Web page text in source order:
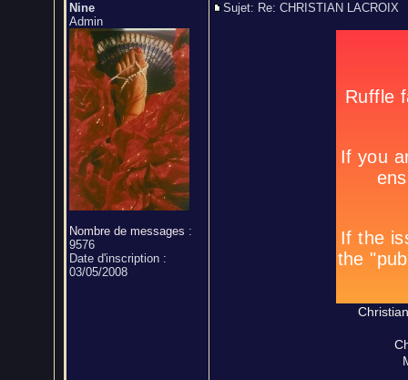
Nine
Admin
Nombre de messages :
9576
Date d'inscription :
03/05/2008
Sujet: Re: CHRISTIAN